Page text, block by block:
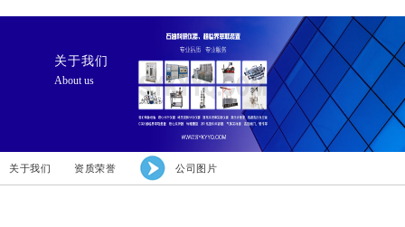
关于我们
About us
关于我们 资质荣誉 公司图片